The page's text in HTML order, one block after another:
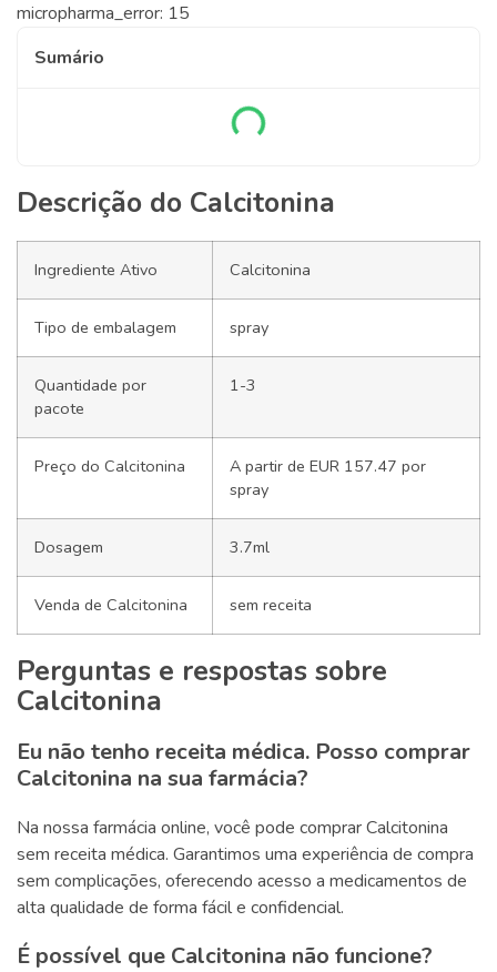
micropharma_error: 15
Sumário
Descrição do Calcitonina
Ingrediente Ativo Calcitonina
Tipo de embalagem spray
Quantidade por
pacote
1-3
Preço do Calcitonina
A partir de EUR 157.47 por
spray
Dosagem 3.7ml
Venda de Calcitonina sem receita
Perguntas e respostas sobre
Calcitonina
Eu não tenho receita médica. Posso comprar
Calcitonina na sua farmácia?
Na nossa farmácia online, você pode comprar Calcitonina
sem receita médica. Garantimos uma experiência de compra
sem complicações, oferecendo acesso a medicamentos de
alta qualidade de forma fácil e confidencial.
É possível que Calcitonina não funcione?